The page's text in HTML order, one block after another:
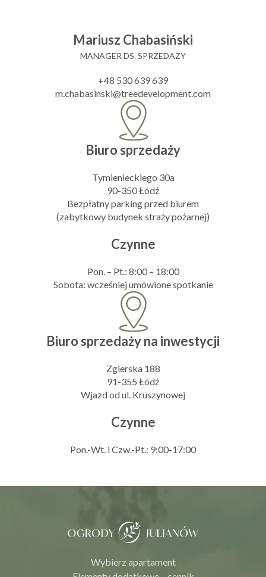
Mariusz Chabasiński
MANAGER DS. SPRZEDAŻY
+48 530 639 639
m.chabasinski@treedevelopment.com
Biuro sprzedaży
Tymienieckiego 30a
90-350 Łódź
Bezpłatny parking przed biurem
(zabytkowy budynek straży pożarnej)
Czynne
Pon. – Pt.: 8:00 – 18:00
Sobota: wcześniej umówione spotkanie
Biuro sprzedaży na inwestycji
Zgierska 188
91-355 Łódź
Wjazd od ul. Kruszynowej
Czynne
Pon.-Wt. i Czw.-Pt.: 9:00-17:00
Wybierz apartament